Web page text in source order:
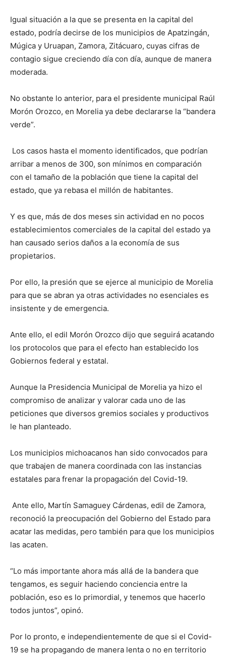
Igual situación a la que se presenta en la capital del
estado, podría decirse de los municipios de Apatzingán,
Múgica y Uruapan, Zamora, Zitácuaro, cuyas cifras de
contagio sigue creciendo día con día, aunque de manera
moderada.
No obstante lo anterior, para el presidente municipal Raúl
Morón Orozco, en Morelia ya debe declararse la “bandera
verde”.
Los casos hasta el momento identificados, que podrían
arribar a menos de 300, son mínimos en comparación
con el tamaño de la población que tiene la capital del
estado, que ya rebasa el millón de habitantes.
Y es que, más de dos meses sin actividad en no pocos
establecimientos comerciales de la capital del estado ya
han causado serios daños a la economía de sus
propietarios.
Por ello, la presión que se ejerce al municipio de Morelia
para que se abran ya otras actividades no esenciales es
insistente y de emergencia.
Ante ello, el edil Morón Orozco dijo que seguirá acatando
los protocolos que para el efecto han establecido los
Gobiernos federal y estatal.
Aunque la Presidencia Municipal de Morelia ya hizo el
compromiso de analizar y valorar cada uno de las
peticiones que diversos gremios sociales y productivos
le han planteado.
Los municipios michoacanos han sido convocados para
que trabajen de manera coordinada con las instancias
estatales para frenar la propagación del Covid-19.
Ante ello, Martín Samaguey Cárdenas, edil de Zamora,
reconoció la preocupación del Gobierno del Estado para
acatar las medidas, pero también para que los municipios
las acaten.
“Lo más importante ahora más allá de la bandera que
tengamos, es seguir haciendo conciencia entre la
población, eso es lo primordial, y tenemos que hacerlo
todos juntos”, opinó.
Por lo pronto, e independientemente de que si el Covid-
19 se ha propagando de manera lenta o no en territorio